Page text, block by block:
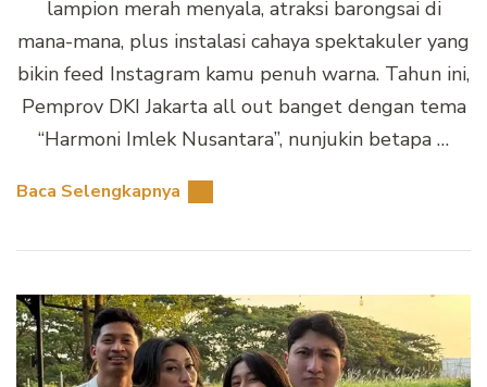
lampion merah menyala, atraksi barongsai di
mana-mana, plus instalasi cahaya spektakuler yang
bikin feed Instagram kamu penuh warna. Tahun ini,
Pemprov DKI Jakarta all out banget dengan tema
“Harmoni Imlek Nusantara”, nunjukin betapa …
Baca Selengkapnya